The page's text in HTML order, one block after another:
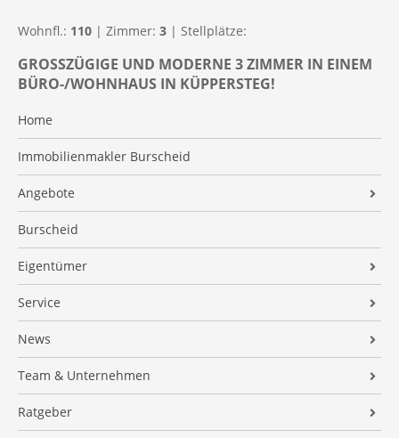
GROSSZÜGIGE UND MODERNE 3 ZIMMER IN EINEM B
ÜRO-/WOHNHAUS IN KÜPPERSTEG!
Home
Immobilienmakler Burscheid
Angebote
Alle Kaufimmobilien
Alle Kaufimmobilien (GU)
Alle Mietimmobilien
Neubauprojekte
Burscheid
Eigentümer
Für Verkäufer – Unsere Garantie
Für Verkäufer – Unsere Serviceleistungen
Marktwert ermitteln
Für Vermieter
Immobilien-Verrentung
Service
Finanzierung
Finanzierungsrechner
Altersvorsorge
News
Marktbericht
Team & Unternehmen
Team
Leitsätze
Ratgeber
Wohnfl.: 110 | Zimmer: 3 | Stellplätze: